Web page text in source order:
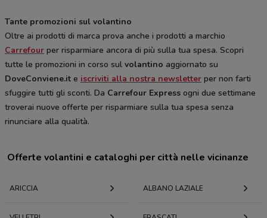
Tante promozioni sul volantino
Oltre ai prodotti di marca prova anche i prodotti a marchio
Carrefour per risparmiare ancora di più sulla tua spesa. Scopri
tutte le promozioni in corso sul volantino aggiornato su
DoveConviene.it e iscriviti alla nostra newsletter per non farti
sfuggire tutti gli sconti. Da Carrefour Express ogni due settimane
troverai nuove offerte per risparmiare sulla tua spesa senza
rinunciare alla qualità.
Offerte volantini e cataloghi per città nelle vicinanze
ARICCIA ALBANO LAZIALE